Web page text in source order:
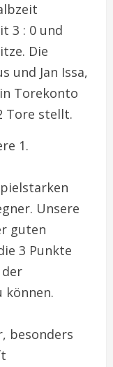
3 : 0 und
Die
und Jan Issa,
Torekonto
Tore stellt.
1.
Unsere
guten
3 Punkte
können.
besonders